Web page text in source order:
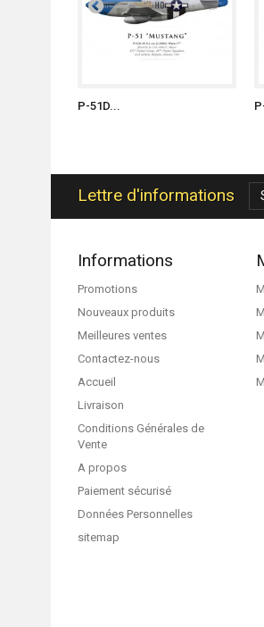
P-51D...
Lettre d'informations
Informations
Promotions
Nouveaux produits
Meilleures ventes
Contactez-nous
Accueil
Livraison
Conditions Générales de
Vente
A propos
Paiement sécurisé
Données Personnelles
sitemap